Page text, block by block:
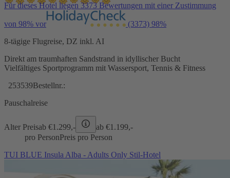
Für dieses Hotel liegen 3373 Bewertungen mit einer Zustimmung
von 98% vor (3373) 98%
8-tägige Flugreise, DZ inkl. AI
Direkt am traumhaften Sandstrand in idyllischer Bucht
Vielfältiges Sportprogramm mit Wassersport, Tennis & Fitness
253539Bestellnr.:
Pauschalreise
Alter Preisab €1.299,- ab €1.199,-
pro PersonPreis pro Person
TUI BLUE Insula Alba - Adults Only Stil-Hotel